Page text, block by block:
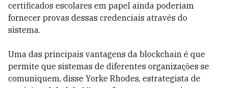
certificados escolares em papel ainda poderiam
fornecer provas dessas credenciais através do
sistema.
Uma das principais vantagens da blockchain é que
permite que sistemas de diferentes organizações se
comuniquem, disse Yorke Rhodes, estrategista de